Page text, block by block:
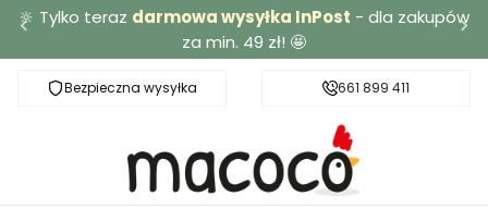
🔆 Tylko teraz darmowa wysyłka InPost - dla zakupów
za min. 49 zł! 🤩
Bezpieczna wysyłka Darmowa dostawa od 49 zł
661 899 411